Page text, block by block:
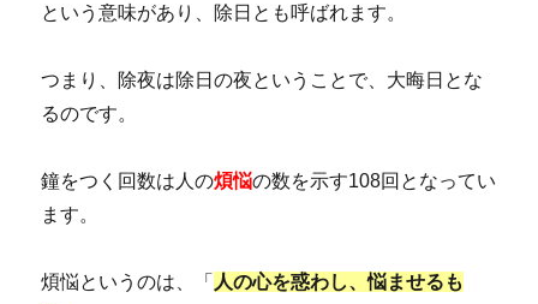
という意味があり、除日とも呼ばれます。
つまり、除夜は除日の夜ということで、大晦日とな
るのです。
鐘をつく回数は人の煩悩の数を示す108回となってい
ます。
煩悩というのは、「 人の心を惑わし、悩ませるも